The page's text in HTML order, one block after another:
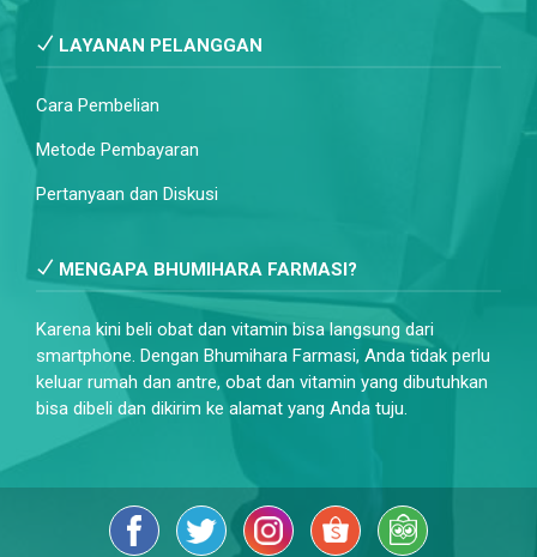
LAYANAN PELANGGAN
Cara Pembelian
Metode Pembayaran
Pertanyaan dan Diskusi
MENGAPA BHUMIHARA FARMASI?
Karena kini beli obat dan vitamin bisa langsung dari
smartphone. Dengan Bhumihara Farmasi, Anda tidak perlu
keluar rumah dan antre, obat dan vitamin yang dibutuhkan
bisa dibeli dan dikirim ke alamat yang Anda tuju.